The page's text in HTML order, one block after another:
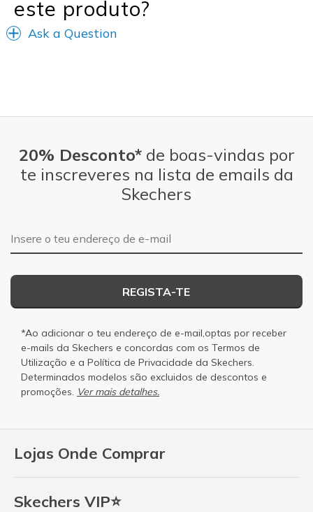
este produto?
Ask a Question
Lojas Onde Comprar
Skechers VIP⭐
20% Desconto*de boas-vindas por
te inscreveres na lista de emails da
Skechers
Endereço de e-mail
REGISTA-TE
*Ao adicionar o teu endereço de e-mail,optas por receber
e-mails da Skechers e concordas com os Termos de
Utilização e a Política de Privacidade da Skechers.
Determinados modelos são excluidos de descontos e
promoções. Ver mais detalhes.